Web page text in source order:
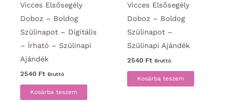
Vicces Elsősegély
Doboz – Boldog
Szülinapot – Digitális
– Írható – Szülinapi
Ajándék
2540 Ft Bruttó
Kosárba teszem
Vicces Elsősegély
Doboz – Boldog
Szülinapot –
Szülinapi Ajándék
2540 Ft Bruttó
Kosárba teszem